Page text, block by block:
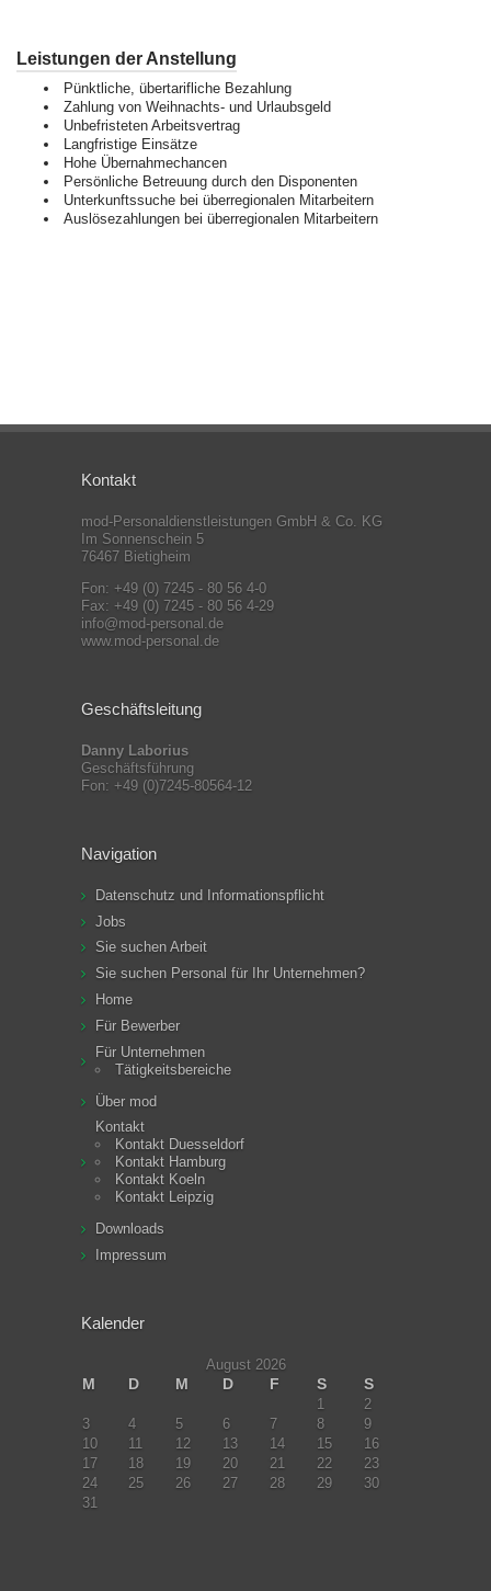
Leistungen der Anstellung
Pünktliche, übertarifliche Bezahlung
Zahlung von Weihnachts- und Urlaubsgeld
Unbefristeten Arbeitsvertrag
Langfristige Einsätze
Hohe Übernahmechancen
Persönliche Betreuung durch den Disponenten
Unterkunftssuche bei überregionalen Mitarbeitern
Auslösezahlungen bei überregionalen Mitarbeitern
Kontakt
mod-Personaldienstleistungen GmbH & Co. KG
Im Sonnenschein 5
76467 Bietigheim
Fon: +49 (0) 7245 - 80 56 4-0
Fax: +49 (0) 7245 - 80 56 4-29
info@mod-personal.de
www.mod-personal.de
Geschäftsleitung
Danny Laborius
Geschäftsführung
Fon: +49 (0)7245-80564-12
Navigation
Datenschutz und Informationspflicht
Jobs
Sie suchen Arbeit
Sie suchen Personal für Ihr Unternehmen?
Home
Für Bewerber
Für Unternehmen
Tätigkeitsbereiche
Über mod
Kontakt
Kontakt Duesseldorf
Kontakt Hamburg
Kontakt Koeln
Kontakt Leipzig
Downloads
Impressum
Kalender
August 2026
M
D M D F S
S
1
2
3
4 5 6 7 8
9
10
11 12 13 14 15
16
17
18 19 20 21 22
23
24
25 26 27 28 29
30
31